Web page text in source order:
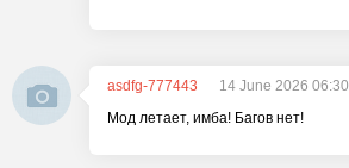
asdfg-777443
14 June 2026 06:30
Мод летает, имба! Багов нет!